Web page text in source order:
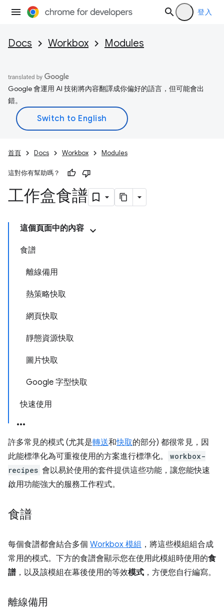
登入
Docs Workbox Modules
Google 會運用 AI 技術將內容翻譯成你偏好的語言，但可能會出
錯。
首頁 Docs Workbox Modules
這對你有幫助嗎？
工作盒食譜
這個頁面中的內容
食譜
離線備用
熱策略快取
網頁快取
靜態資源快取
圖片快取
Google 字型快取
快速使用
許多常見的模式 (尤其是轉送和快取的部分) 都很常見，因
此能標準化為可重複使用的方案進行標準化。
workbox-
recipes 會以易於使用的套件提供這些功能，讓您能快速
啟用功能強大的服務工作程式。
食譜
每個食譜都會結合多個 Workbox 模組 ，將這些模組組合成
常用的模式。下方的食譜會顯示您在使用此模組時使用的食
譜，以及該模組在幕後使用的等效模式 ，方便您自行編寫。
離線備用